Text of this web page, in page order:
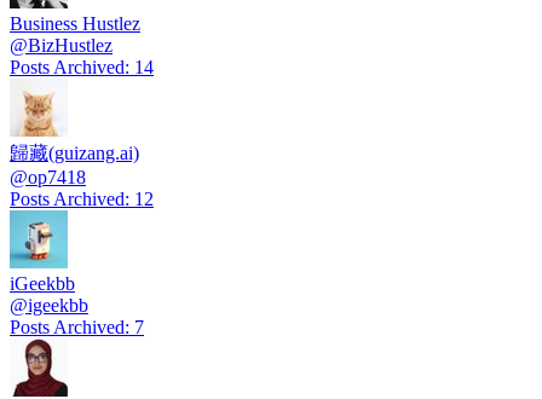
Business Hustlez
@BizHustlez
Posts Archived: 14
歸藏(guizang.ai)
@op7418
Posts Archived: 12
iGeekbb
@igeekbb
Posts Archived: 7